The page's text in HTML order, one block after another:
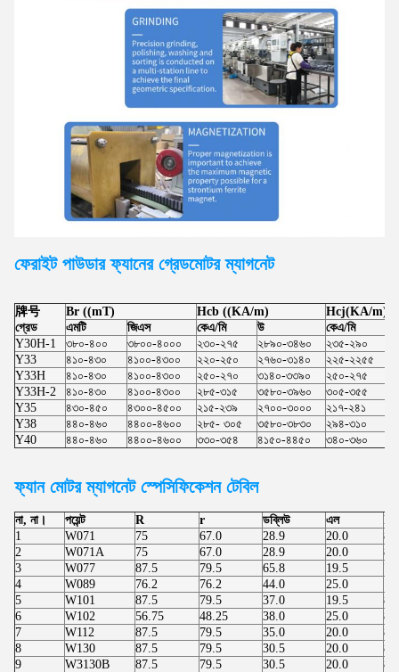
ফেরাইট পাউডার ফ্যানের গ্রেডমোটর ম্যাগনেট
牌号
গ্রেড
Br ((mT) Hcb ((KA/m)
Hcj(KA/m)
এমটি
জিএস কেএ/মি উ কেএ/মি
Y30H-1
৩৮০-৪০০ ৩৮০০-৪০০০ ২৩০-২৭৫ ২৮৯০-৩৪৬০ ২৩৫-২৯০
Y33
৪১০-৪৩০ ৪১০০-৪৩০০ ২২০-২৫০ ২৭৬০-৩১৪০ ২২৫-২২৫৫
Y33H
৪১০-৪৩০ ৪১০০-৪৩০০ ২৫০-২৭০ ৩১৪০-৩৩৯০ ২৫০-২৭৫
Y33H-2
৪১০-৪৩০ ৪১০০-৪৩০০ ২৮৫-৩১৫ ৩৫৮০-৩৯৬০ ৩০৫-৩৫৫
Y35
৪৩০-৪৫০ ৪৩০০-৪৫০০ ২১৫-২৩৯ ২৭০০-৩০০০ ২১৭-২৪১
Y38
৪৪০-৪৬০ ৪৪০০-৪৬০০ ২৮৫- ৩০৫ ৩৫৮০-৩৮৩০ ২৯৪-৩১০
Y40
৪৪০-৪৬০ ৪৪০০-৪৬০০ ৩৩০-৩৫৪ ৪১৫০-৪৪৫০ ৩৪০-৩৬০
ফ্যান মোটর ম্যাগনেট স্পেসিফিকেশন টেবিল
না, না। পয়েন্ট R r ডব্লিউ এল
h
1
W071 75 67.0 28.9 20.0
8.0
2
W071A 75 67.0 28.9 20.0
8.0
3
W077 87.5 79.5 65.8 19.5
4
W089 76.2 76.2 44.0 25.0
5
W101 87.5 79.5 37.0 19.5
8.0
6
W102 56.75 48.25 38.0 25.0
8.5
7
W112 87.5 79.5 35.0 20.0
8.0
8
W130 87.5 79.5 30.5 20.0
8.0
9
W3130B 87.5 79.5 30.5 20.0 8.0